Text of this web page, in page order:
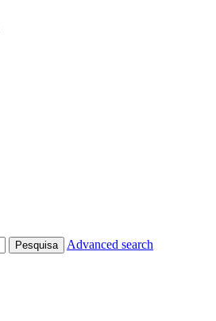
Pesquisa Advanced search